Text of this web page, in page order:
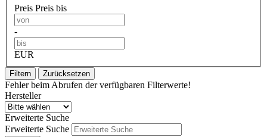
Preis Preis bis
-
EUR
Filtern Zurücksetzen
Fehler beim Abrufen der verfügbaren Filterwerte!
Hersteller
Erweiterte Suche
Erweiterte Suche